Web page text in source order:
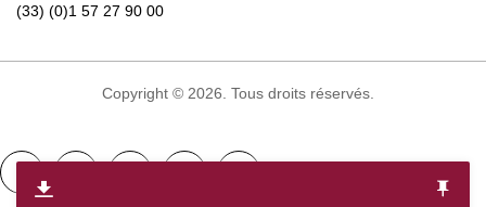
(33) (0)1 57 27 90 00
Copyright © 2026. Tous droits réservés.